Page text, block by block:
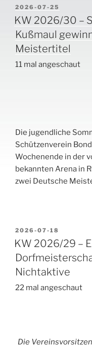
VERÖFFENTLICHT
AM
2026-07-25
KW 2026/30 –
Kußmaul
Meistertitel
11 mal angeschaut
Die jugendliche
Schützenverein
Wochenende in der
bekannten Arena in
zwei Deutsche
VERÖFFENTLICHT
AM
2026-07-18
KW 2026/29 –
Nichtaktive
22 mal angeschaut
Die